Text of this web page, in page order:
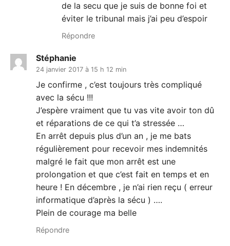
de la secu que je suis de bonne foi et
éviter le tribunal mais j’ai peu d’espoir
Répondre
Stéphanie
24 janvier 2017 à 15 h 12 min
Je confirme , c’est toujours très compliqué
avec la sécu !!!
J’espère vraiment que tu vas vite avoir ton dû
et réparations de ce qui t’a stressée …
En arrêt depuis plus d’un an , je me bats
régulièrement pour recevoir mes indemnités
malgré le fait que mon arrêt est une
prolongation et que c’est fait en temps et en
heure ! En décembre , je n’ai rien reçu ( erreur
informatique d’après la sécu ) ….
Plein de courage ma belle
Répondre